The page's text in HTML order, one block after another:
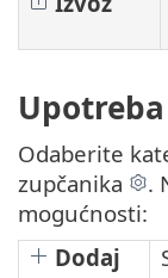
Odaberite
zupčanika
.
mogućnosti:
Dodaj